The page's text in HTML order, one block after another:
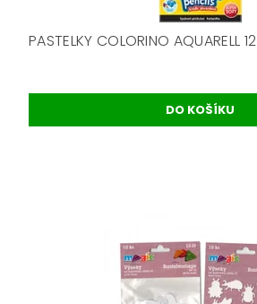
PASTELKY COLORINO AQUARELL 12